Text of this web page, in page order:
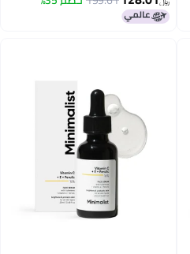
بالشوائب والمسام لجميع أنواع